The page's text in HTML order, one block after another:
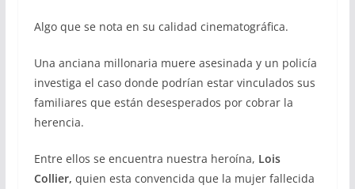
Algo que se nota en su calidad cinematográfica.
Una anciana millonaria muere asesinada y un policía
investiga el caso donde podrían estar vinculados sus
familiares que están desesperados por cobrar la
herencia.
Entre ellos se encuentra nuestra heroína, Lois
Collier, quien esta convencida que la mujer fallecida